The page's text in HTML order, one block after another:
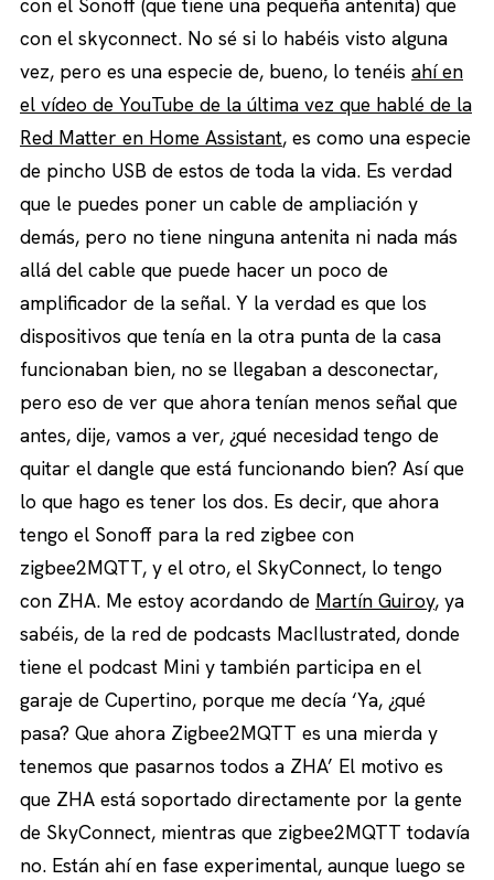
con el Sonoff (que tiene una pequeña antenita) que
con el skyconnect. No sé si lo habéis visto alguna
vez, pero es una especie de, bueno, lo tenéis ahí en
el vídeo de YouTube de la última vez que hablé de la
Red Matter en Home Assistant, es como una especie
de pincho USB de estos de toda la vida. Es verdad
que le puedes poner un cable de ampliación y
demás, pero no tiene ninguna antenita ni nada más
allá del cable que puede hacer un poco de
amplificador de la señal. Y la verdad es que los
dispositivos que tenía en la otra punta de la casa
funcionaban bien, no se llegaban a desconectar,
pero eso de ver que ahora tenían menos señal que
antes, dije, vamos a ver, ¿qué necesidad tengo de
quitar el dangle que está funcionando bien? Así que
lo que hago es tener los dos. Es decir, que ahora
tengo el Sonoff para la red zigbee con
zigbee2MQTT, y el otro, el SkyConnect, lo tengo
con ZHA. Me estoy acordando de Martín Guiroy, ya
sabéis, de la red de podcasts MacIlustrated, donde
tiene el podcast Mini y también participa en el
garaje de Cupertino, porque me decía ‘Ya, ¿qué
pasa? Que ahora Zigbee2MQTT es una mierda y
tenemos que pasarnos todos a ZHA’ El motivo es
que ZHA está soportado directamente por la gente
de SkyConnect, mientras que zigbee2MQTT todavía
no. Están ahí en fase experimental, aunque luego se